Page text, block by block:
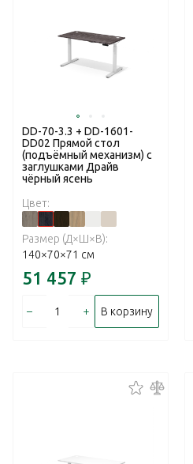
DD-70-3.3 + DD-1601-
DD02 Прямой стол
(подъёмный механизм) с
заглушками Драйв
чёрный ясень
Цвет:
Размер (Д×Ш×В):
140×70×71 см
51 457 ₽
– + В корзину